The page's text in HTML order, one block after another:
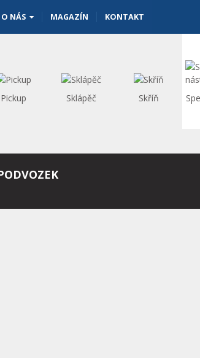
O NÁS MAGAZÍN KONTAKT
Pickup Sklápěč Skříň